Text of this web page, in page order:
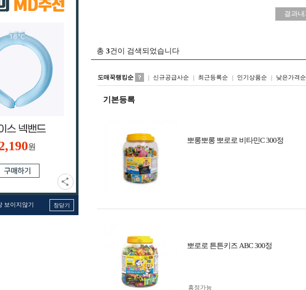
원
보이지않기 창닫기
총 3건이 검색되었습니다
도매꾹랭킹순 신규공급사순 최근등록순 인기상품순 낮은가격순
리스트형갤러리형
기본등록
뽀롱뽀롱 뽀로로 비타민C 300정
뽀로로 튼튼키즈 ABC 300정
흥정가능